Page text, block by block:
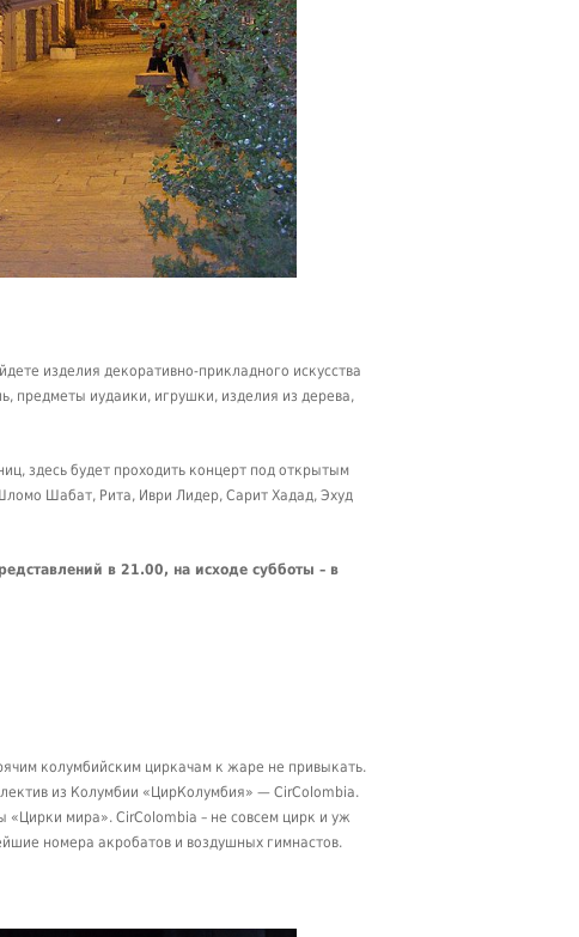
изделия декоративно-прикладного искусства
предметы иудаики, игрушки, изделия из дерева,
здесь будет проходить концерт под открытым
Шабат, Рита, Иври Лидер, Сарит Хадад, Эхуд
в 21.00, на исходе субботы – в
колумбийским циркачам к жаре не привыкать.
из Колумбии «ЦирКолумбия» — CirColombia.
мира». CirColombia – не совсем цирк и уж
номера акробатов и воздушных гимнастов.